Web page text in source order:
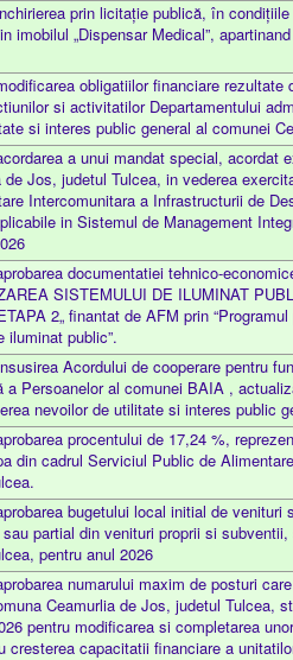
prin licitație publică, în
imobilul „Dispensar Medical”,
obligatiilor financiare rezultate
si activitatilor Departamentului
si interes public general al comunei
a unui mandat special, acordat
Jos, judetul Tulcea, in vederea
Intercomunitara a Infrastructurii de
in Sistemul de Management
documentatiei tehnico-
SISTEMULUI DE ILUMINAT
2„ finantat de AFM prin
iluminat public”.
Acordului de cooperare pentru
a Persoanelor al comunei BAIA ,
nevoilor de utilitate si interes public
procentului de 17,24 %,
din cadrul Serviciul Public de
bugetului local initial de venituri
partial din venituri proprii si
pentru anul 2026
numarului maxim de posturi
Ceamurlia de Jos, judetul Tulcea,
pentru modificarea si completarea
cresterea capacitatii financiare a